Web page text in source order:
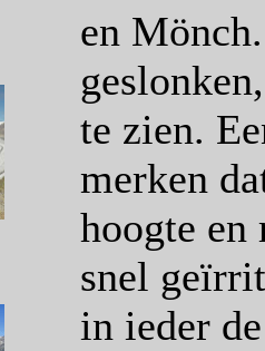
en
te zien.
merken
hoogte en
snel
in ieder